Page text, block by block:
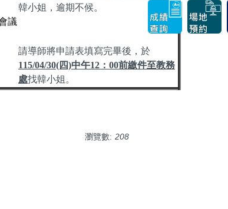
議
韓小姐，逾期不候。
請導師將申請表填寫完畢後，於
115/04/30(四)中午12：00前繳件至教務
處找韓小姐。
瀏覽數: 208